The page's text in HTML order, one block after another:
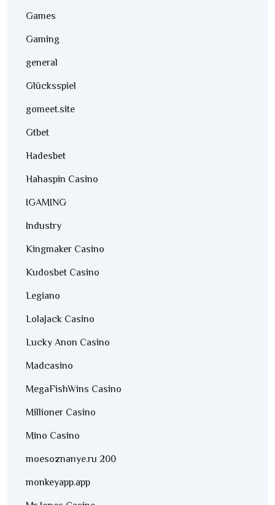
Games
Gaming
general
Glücksspiel
gomeet.site
Gtbet
Hadesbet
Hahaspin Casino
IGAMING
Industry
Kingmaker Casino
Kudosbet Casino
Legiano
LolaJack Casino
Lucky Anon Casino
Madcasino
MegaFishWins Casino
Millioner Casino
Mino Casino
moesoznanye.ru 200
monkeyapp.app